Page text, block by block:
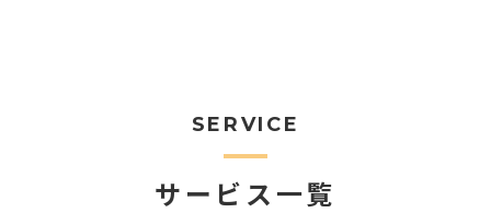
SERVICE
サービス一覧